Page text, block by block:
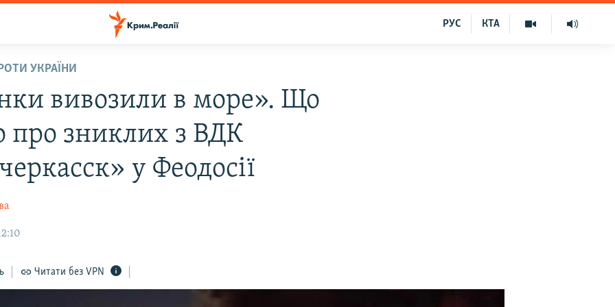
КТА
РУС
УКРАЇНИ
вивозили в море». Що
про зниклих з ВДК
у Феодосії
Читати без VPN